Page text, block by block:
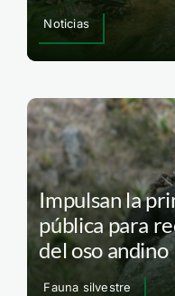
Noticias
Impulsan la
pública para
del oso andino
Fauna silvestre